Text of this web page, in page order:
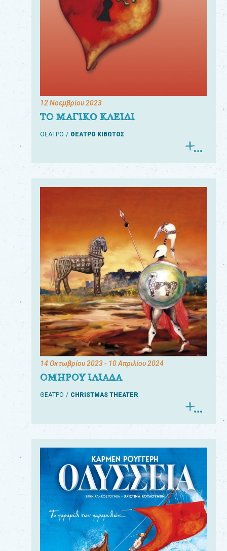
12 Νοεμβρίου 2023
ΤΟ ΜΑΓΙΚΟ ΚΛΕΙΔΙ
ΘΕΑΤΡΟ ΘΕΑΤΡΟ ΚΙΒΩΤΟΣ
14 Οκτωβρίου 2023- 10 Απριλίου 2024
ΟΜΗΡΟΥ ΙΛΙΑΔΑ
ΘΕΑΤΡΟ CHRISTMAS THEATER